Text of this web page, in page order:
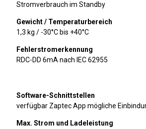
Stromverbrauch im Standby
Gewicht / Temperaturbereich
1,3 kg / -30°C bis +40°C
Fehlerstromerkennung
RDC-DD 6mA nach IEC 62955
Software-Schnittstellen
verfügbar Zaptec App mögliche
Max. Strom und Ladeleistung